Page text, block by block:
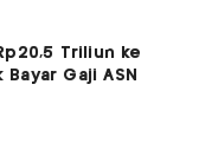
Triliun ke
Gaji ASN